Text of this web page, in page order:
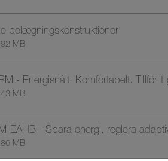
belægningskonstruktioner
MB
- Energisnålt. Komfortabelt.
MB
EAHB - Spara energi, reglera
MB